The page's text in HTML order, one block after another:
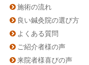
施術の流れ
良い鍼灸院の選び方
よくある質問
ご紹介者様の声
来院者様喜びの声